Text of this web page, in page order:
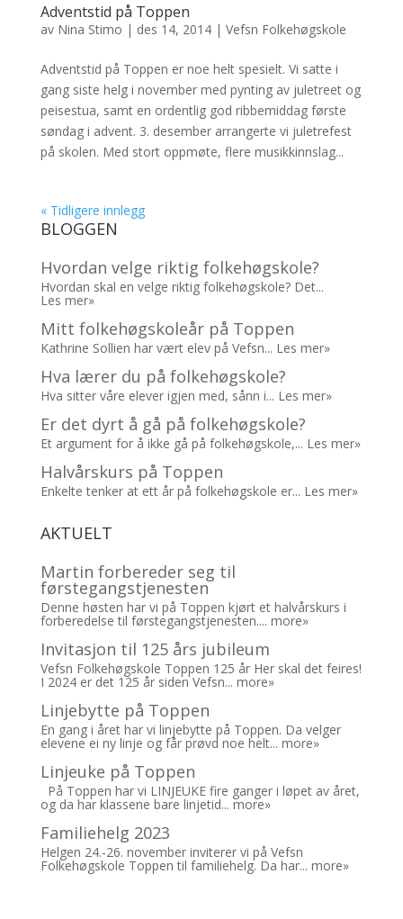
Adventstid på Toppen
av Nina Stimo | des 14, 2014| Vefsn Folkehøgskole
Adventstid på Toppen er noe helt spesielt. Vi satte i
gang siste helg i november med pynting av juletreet og
peisestua, samt en ordentlig god ribbemiddag første
søndag i advent. 3. desember arrangerte vi juletrefest
på skolen. Med stort oppmøte, flere musikkinnslag...
« Tidligere innlegg
BLOGGEN
Hvordan velge riktig folkehøgskole?
Hvordan skal en velge riktig folkehøgskole? Det...
Les mer»
Mitt folkehøgskoleår på Toppen
Kathrine Sollien har vært elev på Vefsn... Les mer»
Hva lærer du på folkehøgskole?
Hva sitter våre elever igjen med, sånn i... Les mer»
Er det dyrt å gå på folkehøgskole?
Et argument for å ikke gå på folkehøgskole,... Les mer»
Halvårskurs på Toppen
Enkelte tenker at ett år på folkehøgskole er... Les mer»
AKTUELT
Martin forbereder seg til
førstegangstjenesten
Denne høsten har vi på Toppen kjørt et halvårskurs i
forberedelse til førstegangstjenesten.... more»
Invitasjon til 125 års jubileum
Vefsn Folkehøgskole Toppen 125 år Her skal det feires!
I 2024 er det 125 år siden Vefsn... more»
Linjebytte på Toppen
En gang i året har vi linjebytte på Toppen. Da velger
elevene ei ny linje og får prøvd noe helt... more»
Linjeuke på Toppen
På Toppen har vi LINJEUKE fire ganger i løpet av året,
og da har klassene bare linjetid... more»
Familiehelg 2023
Helgen 24.-26. november inviterer vi på Vefsn
Folkehøgskole Toppen til familiehelg. Da har... more»